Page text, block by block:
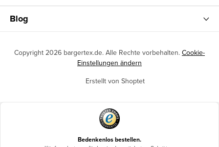
Blog
Erstellt von Shoptet
Copyright 2026 bargertex.de. Alle Rechte vorbehalten. Cookie-
Einstellungen ändern